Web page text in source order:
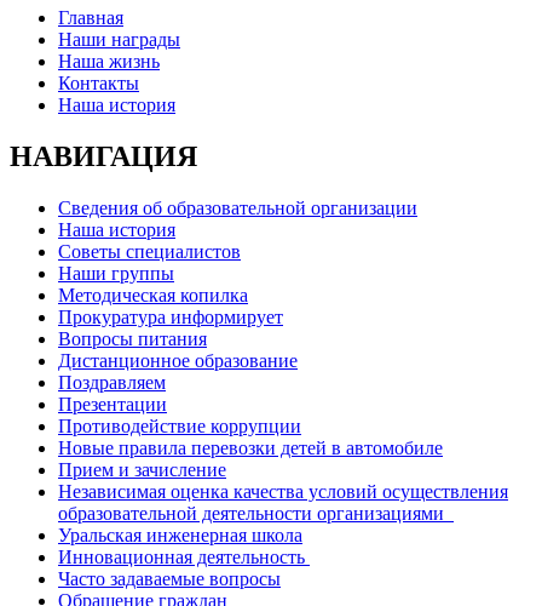
Главная
Наши награды
Наша жизнь
Контакты
Наша история
НАВИГАЦИЯ
Сведения об образовательной организации
Наша история
Советы специалистов
Наши группы
Методическая копилка
Прокуратура информирует
Вопросы питания
Дистанционное образование
Поздравляем
Презентации
Противодействие коррупции
Новые правила перевозки детей в автомобиле
Прием и зачисление
Независимая оценка качества условий осуществления
образовательной деятельности организациями
Уральская инженерная школа
Инновационная деятельность
Часто задаваемые вопросы
Обращение граждан